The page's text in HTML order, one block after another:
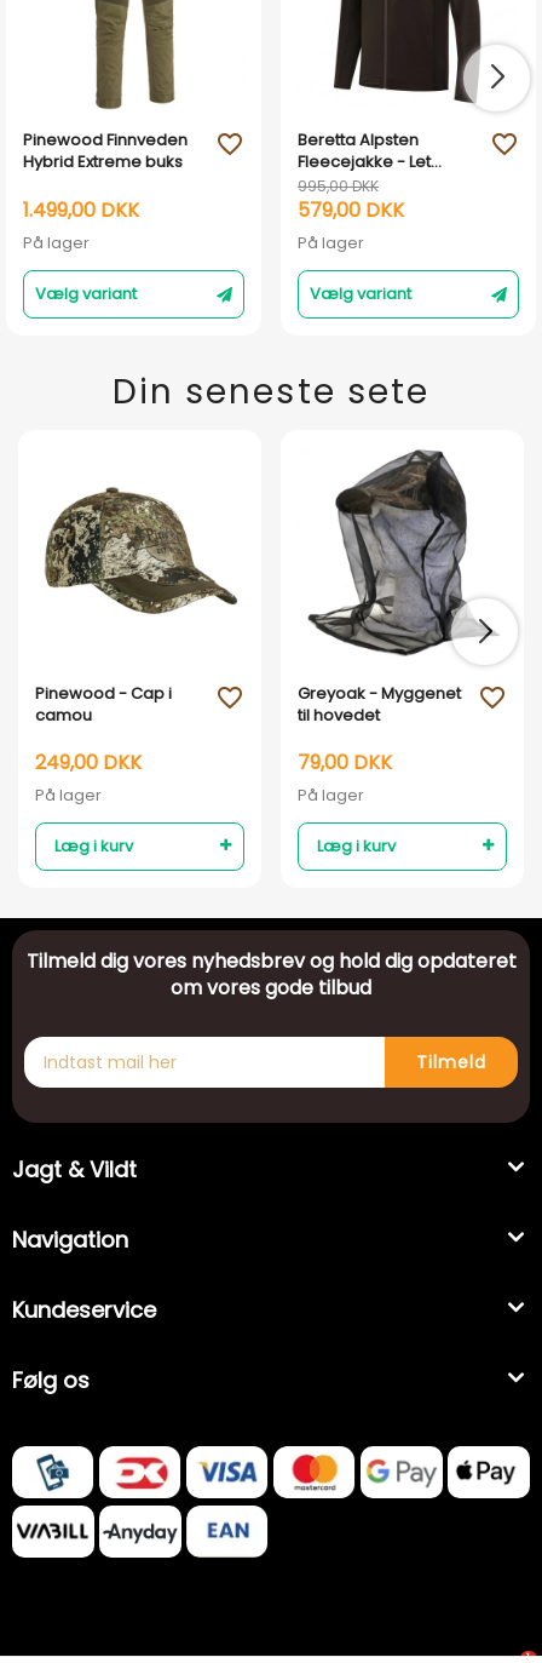
Pinewood Finnveden
Hybrid Extreme buks
1.499,00 DKK
På lager
Vælg variant
favorite_outline
Beretta Alpsten
Fleecejakke - Let
micro-grid mellemlag
995,00 DKK
579,00 DKK
På lager
Vælg variant
favorite_outline
Din seneste sete
Pinewood - Cap i
camou
249,00 DKK
På lager
Læg i kurv
favorite_outline
Greyoak - Myggenet
til hovedet
79,00 DKK
På lager
Læg i kurv
favorite_outline
Tilmeld dig vores nyhedsbrev og hold dig opdateret
om vores gode tilbud
Tilmeld
Jagt & Vildt
Navigation
Kundeservice
Følg os
1